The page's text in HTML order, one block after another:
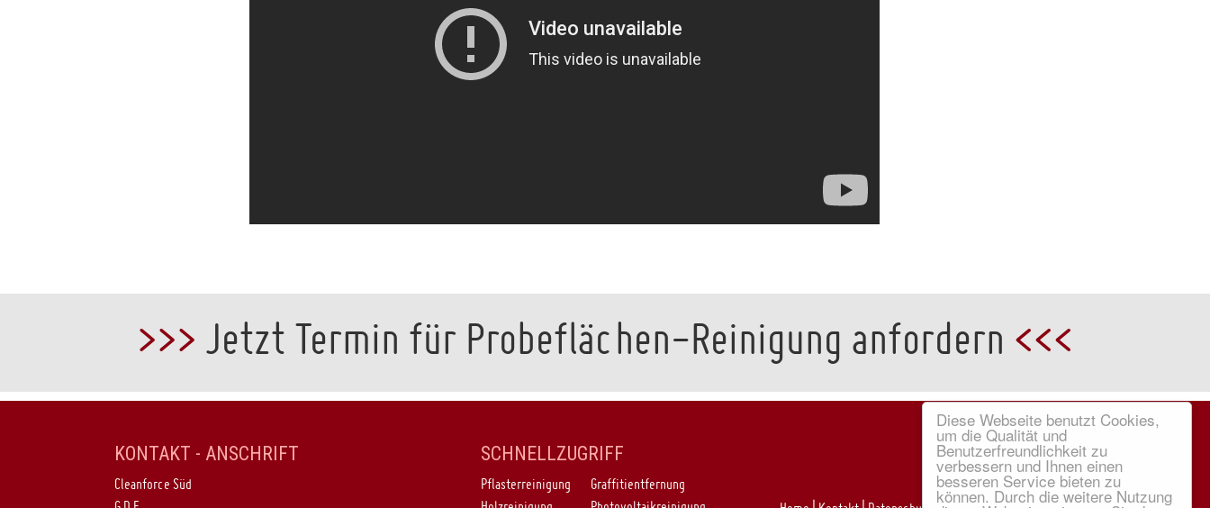
Diese Webseite benutzt Cookies,
um die Qualität und
Benutzerfreundlichkeit zu
verbessern und Ihnen einen
besseren Service bieten zu
können. Durch die weitere Nutzung
>>> Jetzt Termin für Probeflächen-Reinigung anfordern <<<
KONTAKT - ANSCHRIFT
Cleanforce Süd
SCHNELLZUGRIFF
Pflasterreinigung
Graffitientfernung